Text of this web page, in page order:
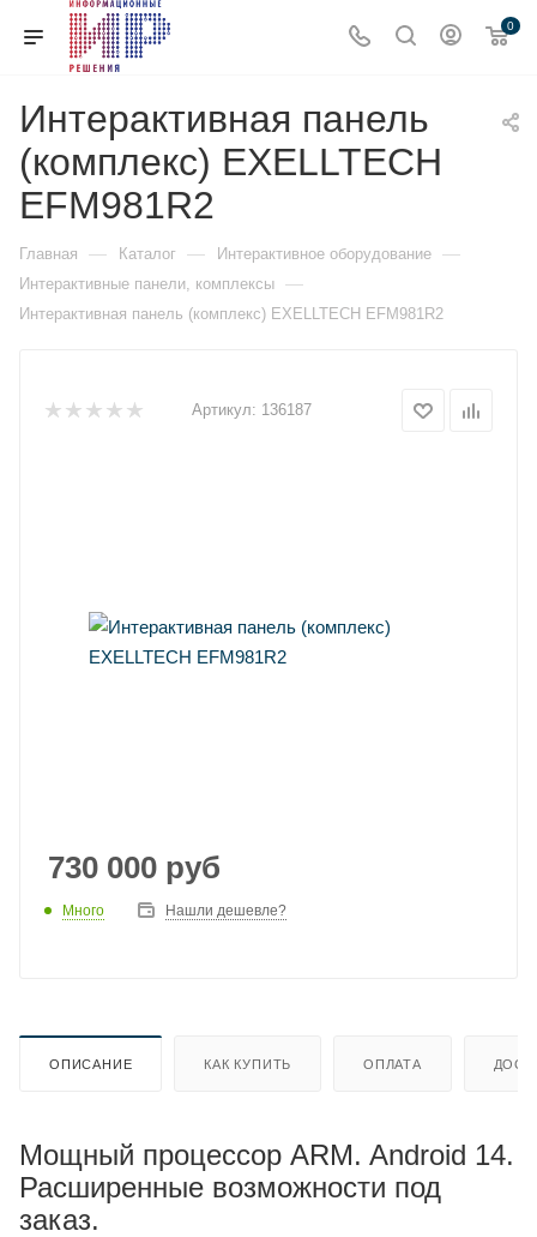
0
Интерактивная панель
(комплекс) EXELLTECH
EFM981R2
Главная — Каталог — Интерактивное оборудование —
Интерактивные панели, комплексы —
Интерактивная панель (комплекс) EXELLTECH EFM981R2
Артикул: 136187
730 000 руб
Много Нашли дешевле?
ОПИСАНИЕ КАК КУПИТЬ ОПЛАТА
Мощный процессор ARM. Android 14.
Расширенные возможности под
заказ.